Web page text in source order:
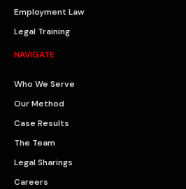
Employment Law
Legal Training
NAVIGATE
Who We Serve
Our Method
Case Results
The Team
Legal Sharings
Careers